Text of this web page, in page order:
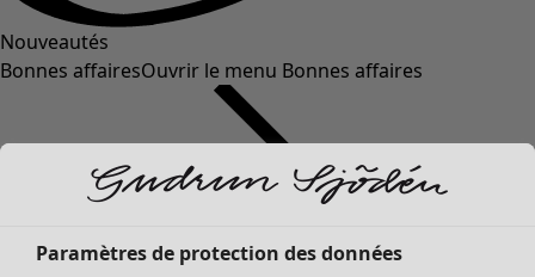
Nouveautés
Bonnes affairesOuvrir le menu Bonnes affaires
Paramètres de protection des données